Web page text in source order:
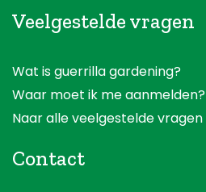
Veelgestelde vragen
Wat is guerrilla gardening?
Waar moet ik me aanmelden?
Naar alle veelgestelde vragen
Contact